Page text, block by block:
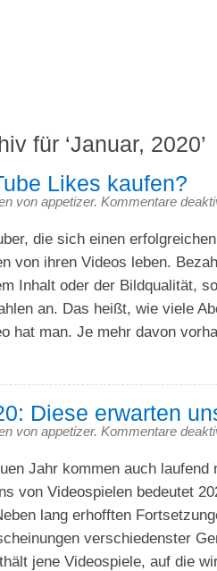
für ‘Januar, 2020’
Likes kaufen?
von appetizer. Kommentare
die sich einen
von ihren Videos leben.
Inhalt oder der Bildqualität,
an. Das heißt, wie viele
hat man. Je mehr davon
Diese erwarten
von appetizer. Kommentare
Jahr kommen auch laufend
von Videospielen bedeutet
lang erhofften
verschiedenster
jene Videospiele, auf die